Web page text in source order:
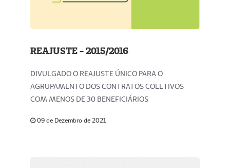
REAJUSTE - 2015/2016
DIVULGADO O REAJUSTE ÚNICO PARA O
AGRUPAMENTO DOS CONTRATOS COLETIVOS
COM MENOS DE 30 BENEFICIÁRIOS
09 de Dezembro de 2021